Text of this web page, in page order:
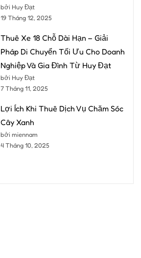
bởi Huy Đạt
19 Tháng 12, 2025
Thuê Xe 18 Chỗ Dài Hạn – Giải
Pháp Di Chuyển Tối Ưu Cho Doanh
Nghiệp Và Gia Đình Từ Huy Đạt
bởi Huy Đạt
7 Tháng 11, 2025
Lợi Ích Khi Thuê Dịch Vụ Chăm Sóc
Cây Xanh
bởi miennam
4 Tháng 10, 2025